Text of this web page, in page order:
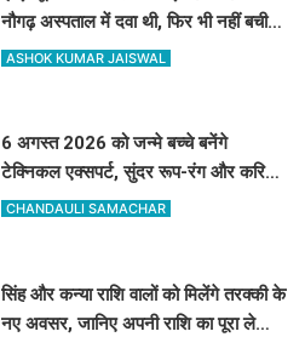
नौगढ़ अस्पताल में दवा थी, फिर भी नहीं बची
गर्भवती की जान
ASHOK KUMAR JAISWAL
6 अगस्त 2026 को जन्मे बच्चे बनेंगे
टेक्निकल एक्सपर्ट, सुंदर रूप-रंग और करियर
में मिलेगी शानदार सफलता
CHANDAULI SAMACHAR
सिंह और कन्या राशि वालों को मिलेंगे तरक्की के
नए अवसर, जानिए अपनी राशि का पूरा लेखा-